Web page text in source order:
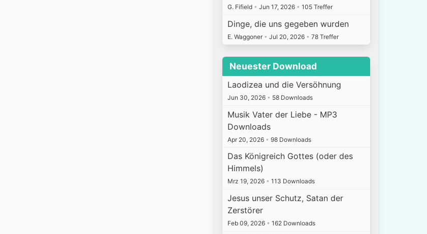
G. Fifield • Jun 17, 2026 • 105 Treffer
Dinge, die uns gegeben wurden
E. Waggoner • Jul 20, 2026 • 78 Treffer
Neuester Download
Laodizea und die Versöhnung
Jun 30, 2026 • 58 Downloads
Musik Vater der Liebe - MP3
Downloads
Apr 20, 2026 • 98 Downloads
Das Königreich Gottes (oder des
Himmels)
Mrz 19, 2026 • 113 Downloads
Jesus unser Schutz, Satan der
Zerstörer
Feb 09, 2026 • 162 Downloads